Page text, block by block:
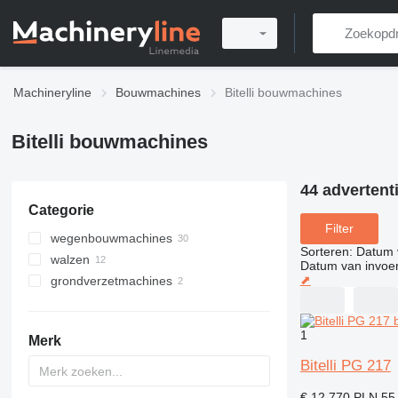
Machineryline Bouwmachines Bitelli bouwmachines
Bitelli bouwmachines
Categorie
wegenbouwmachines
asfalteermachines
asfalteermachines op wielen
asfaltfrezen
walzen
wegwalsen
grondverzetmachines
Merk
44
Filter
Sorteren: Datum
Datum van
⬈
1
Bitelli PG 217